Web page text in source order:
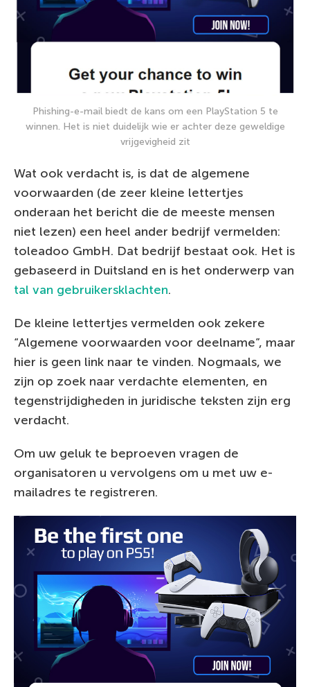
Phishing-e-mail biedt de kans om een PlayStation 5 te
winnen. Het is niet duidelijk wie er achter deze geweldige
vrijgevigheid zit
Wat ook verdacht is, is dat de algemene
voorwaarden (de zeer kleine lettertjes
onderaan het bericht die de meeste mensen
niet lezen) een heel ander bedrijf vermelden:
toleadoo GmbH. Dat bedrijf bestaat ook. Het is
gebaseerd in Duitsland en is het onderwerp van
tal van gebruikersklachten.
De kleine lettertjes vermelden ook zekere
“Algemene voorwaarden voor deelname”, maar
hier is geen link naar te vinden. Nogmaals, we
zijn op zoek naar verdachte elementen, en
tegenstrijdigheden in juridische teksten zijn erg
verdacht.
Om uw geluk te beproeven vragen de
organisatoren u vervolgens om u met uw e-
mailadres te registreren.